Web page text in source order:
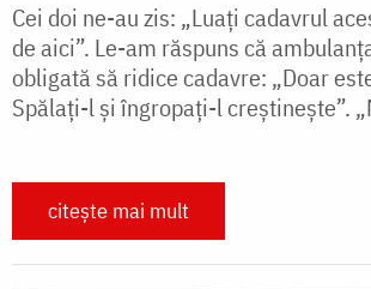
Cei doi ne-au zis: „Luaţi cadavrul
de aici”. Le-am răspuns că
obligată să ridice cadavre: „Doar
Spălaţi-l şi îngropaţi-l creştineşte”.
citește mai mult